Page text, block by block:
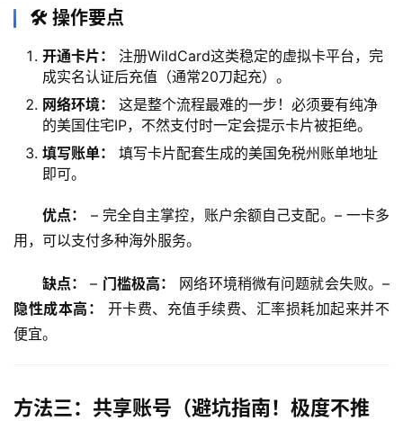
🛠️ 操作要点
开通卡片：
注册WildCard这类稳定的虚拟卡平台，完
成实名认证后充值（通常20刀起充）。
网络环境：
这是整个流程最难的一步！必须要有纯净
的美国住宅IP，不然支付时一定会提示卡片被拒绝。
填写账单：
填写卡片配套生成的美国免税州账单地址
即可。
优点：
– 完全自主掌控，账户余额自己支配。– 一卡多
用，可以支付多种海外服务。
缺点： – 门槛极高：
隐性成本高：
开卡费、充值手续费、汇率损耗加起来并不
便宜。
方法三：共享账号（避坑指南！极度不推